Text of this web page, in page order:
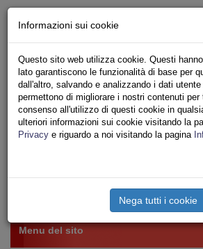
VV.F.
UNIONE SINDACALE DI BASE
Menu del sito
Informazioni sui cookie
Questo sito web utilizza cookie. Questi
lato garantiscono le funzionalità di base per
dall'altro, salvando e analizzando i dati
permettono di migliorare i nostri contenuti
consenso all'utilizzo di questi cookie in
ulteriori informazioni sui cookie visitando la
Privacy e riguardo a noi visitando la pagina
Nega tutti i cookie